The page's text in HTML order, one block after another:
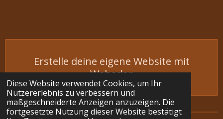
Diese Website verwendet Cookies, um Ihr
Nutzererlebnis zu verbessern und
maßgeschneiderte Anzeigen anzuzeigen. Die
fortgesetzte Nutzung dieser Website bestätigt
Erstelle deine eigene Website mit
Webador